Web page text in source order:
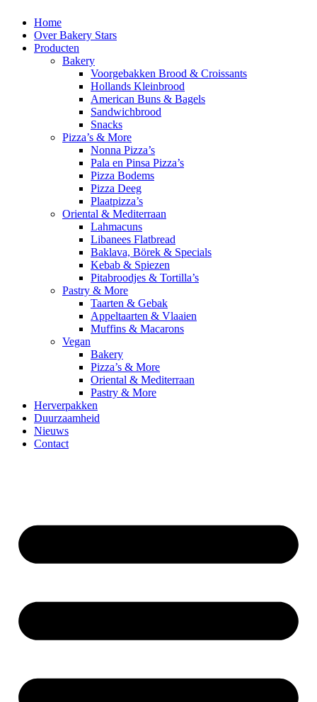
Home
Over Bakery Stars
Producten
Bakery
Voorgebakken Brood & Croissants
Hollands Kleinbrood
American Buns & Bagels
Sandwichbrood
Snacks
Pizza’s & More
Nonna Pizza’s
Pala en Pinsa Pizza’s
Pizza Bodems
Pizza Deeg
Plaatpizza’s
Oriental & Mediterraan
Lahmacuns
Libanees Flatbread
Baklava, Börek & Specials
Kebab & Spiezen
Pitabroodjes & Tortilla’s
Pastry & More
Taarten & Gebak
Appeltaarten & Vlaaien
Muffins & Macarons
Vegan
Bakery
Pizza’s & More
Oriental & Mediterraan
Pastry & More
Herverpakken
Duurzaamheid
Nieuws
Contact